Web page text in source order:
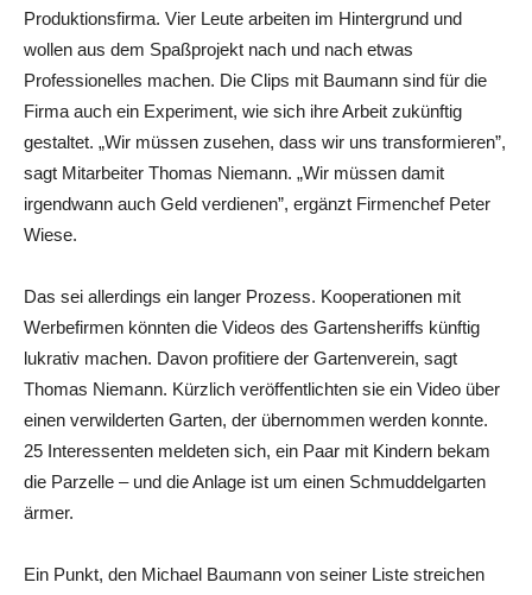
Produktionsfirma. Vier Leute arbeiten im Hintergrund und
wollen aus dem Spaßprojekt nach und nach etwas
Professionelles machen. Die Clips mit Baumann sind für die
Firma auch ein Experiment, wie sich ihre Arbeit zukünftig
gestaltet. „Wir müssen zusehen, dass wir uns transformieren”,
sagt Mitarbeiter Thomas Niemann. „Wir müssen damit
irgendwann auch Geld verdienen”, ergänzt Firmenchef Peter
Wiese.
Das sei allerdings ein langer Prozess. Kooperationen mit
Werbefirmen könnten die ­Videos des Gartensheriffs künftig
lukrativ machen. Davon profitiere der Gartenverein, sagt
Thomas Niemann. Kürzlich veröffentlichten sie ein Video über
einen verwilderten Garten, der übernommen werden konnte.
25 Interessenten meldeten sich, ein Paar mit Kindern bekam
die Parzelle – und die Anlage ist um einen Schmuddelgarten
ärmer.
Ein Punkt, den Michael Baumann von seiner Liste streichen